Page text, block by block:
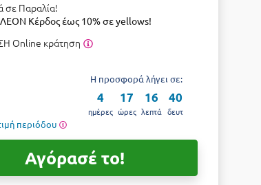
σε Παραλία!
Κέρδος έως 10% σε yellows!
Online κράτηση
περιόδου
Η προσφορά λήγει σε:
4
ημέρες
17
ώρες
16
λεπτά
39
δευτ
Αγόρασέ το!